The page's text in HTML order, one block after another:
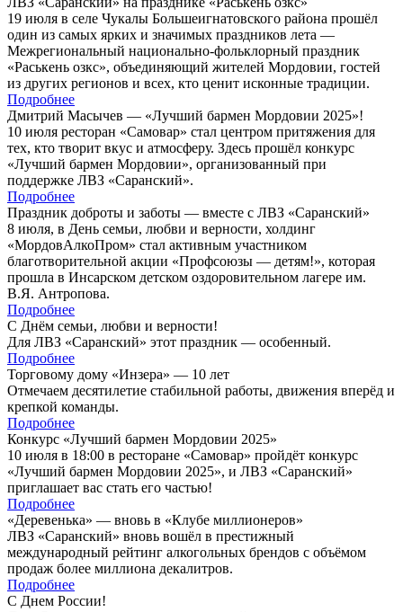
19 июля в селе Чукалы Большеигнатовского района прошёл
один из самых ярких и значимых праздников лета —
Межрегиональный национально-фольклорный праздник
«Раськень озкс», объединяющий жителей Мордовии, гостей
из других регионов и всех, кто ценит исконные традиции.
Подробнее
Дмитрий Масычев — «Лучший бармен Мордовии 2025»!
10 июля ресторан «Самовар» стал центром притяжения для
тех, кто творит вкус и атмосферу. Здесь прошёл конкурс
«Лучший бармен Мордовии», организованный при
поддержке ЛВЗ «Саранский».
Подробнее
Праздник доброты и заботы — вместе с ЛВЗ «Саранский»
8 июля, в День семьи, любви и верности, холдинг
«МордовАлкоПром» стал активным участником
благотворительной акции «Профсоюзы — детям!», которая
прошла в Инсарском детском оздоровительном лагере им.
В.Я. Антропова.
Подробнее
С Днём семьи, любви и верности!
Для ЛВЗ «Саранский» этот праздник — особенный.
Подробнее
Торговому дому «Инзера» — 10 лет
Отмечаем десятилетие стабильной работы, движения вперёд и
крепкой команды.
Подробнее
Конкурс «Лучший бармен Мордовии 2025»
10 июля в 18:00 в ресторане «Самовар» пройдёт конкурс
«Лучший бармен Мордовии 2025», и ЛВЗ «Саранский»
приглашает вас стать его частью!
Подробнее
«Деревенька» — вновь в «Клубе миллионеров»
ЛВЗ «Саранский» вновь вошёл в престижный
международный рейтинг алкогольных брендов с объёмом
продаж более миллиона декалитров.
Подробнее
С Днем России!